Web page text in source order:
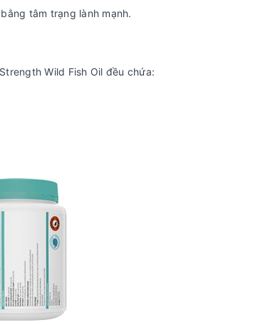
tâm trạng lành mạnh.
Wild Fish Oil đều chứa: